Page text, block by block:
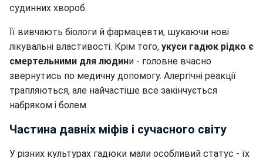
судинних хвороб.
Її вивчають біологи й фармацевти, шукаючи нові
лікувальні властивості. Крім того, укуси гадюк рідко є
смертельними для людини - головне вчасно
звернутись по медичну допомогу. Алергічні реакції
трапляються, але найчастіше все закінчується
набряком і болем.
Частина давніх міфів і сучасного світу
У різних культурах гадюки мали особливий статус - їх